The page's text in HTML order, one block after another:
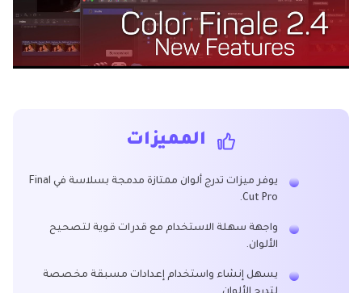
المميزات
يوفر ميزات تدرج ألوان ممتازة مدمجة بسلاسة في Final
Cut Pro.
واجهة سهلة الاستخدام مع قدرات قوية لتصحيح
الألوان.
يسهل إنشاء واستخدام إعدادات مسبقة مخصصة